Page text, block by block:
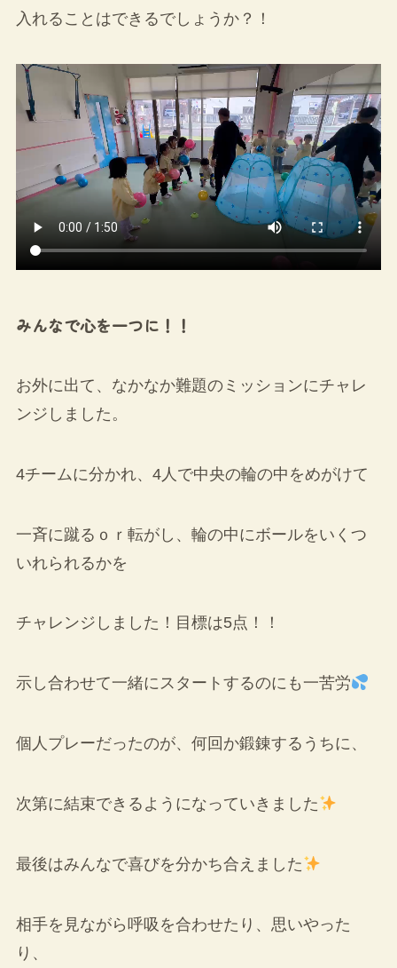
入れることはできるでしょうか？！
みんなで心を一つに！！
お外に出て、なかなか難題のミッションにチャレ
ンジしました。
4チームに分かれ、4人で中央の輪の中をめがけて
一斉に蹴るｏｒ転がし、輪の中にボールをいくつ
いれられるかを
チャレンジしました！目標は5点！！
示し合わせて一緒にスタートするのにも一苦労
個人プレーだったのが、何回か鍛錬するうちに、
次第に結束できるようになっていきました
最後はみんなで喜びを分かち合えました
相手を見ながら呼吸を合わせたり、思いやった
り、